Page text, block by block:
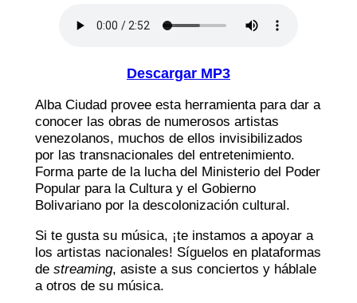
Descargar MP3
Alba Ciudad provee esta herramienta para dar a
conocer las obras de numerosos artistas
venezolanos, muchos de ellos invisibilizados
por las transnacionales del entretenimiento.
Forma parte de la lucha del Ministerio del Poder
Popular para la Cultura y el Gobierno
Bolivariano por la descolonización cultural.
Si te gusta su música, ¡te instamos a apoyar a
los artistas nacionales! Síguelos en plataformas
de streaming, asiste a sus conciertos y háblale
a otros de su música.